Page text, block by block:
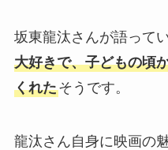
坂東龍汰さんが語って
大好きで、子どもの頃
くれたそうです。
龍汰さん自身に映画の